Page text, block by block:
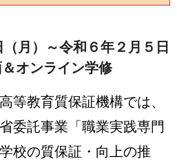
月）～令和６年２月５日
＆オンライン学修
等教育質保証機構では、
委託事業「職業実践専門
校の質保証・向上の推